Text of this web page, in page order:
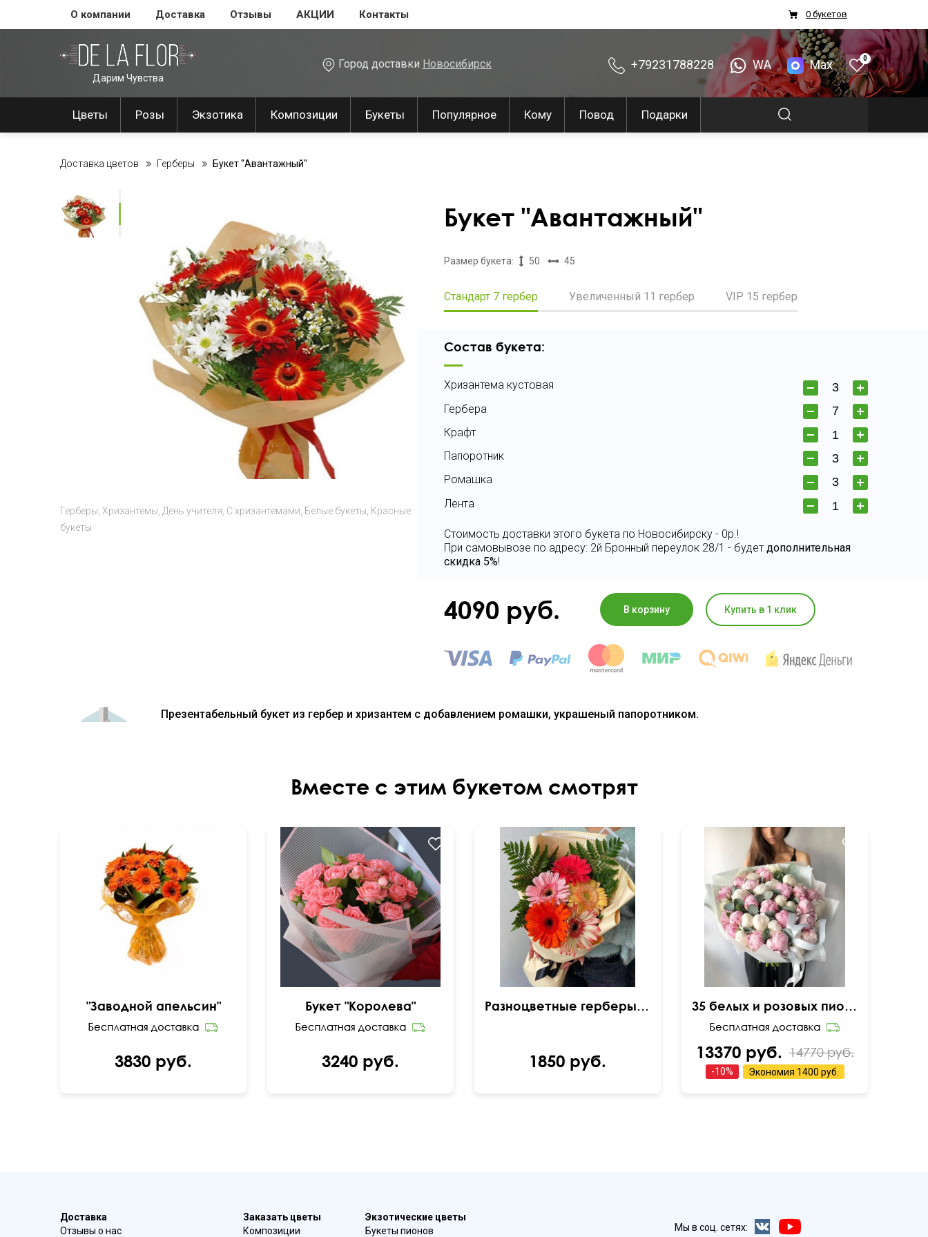
О компании Доставка Отзывы АКЦИИ Контакты 0 букетов
Дарим Чувства
Город доставки Новосибирск +79231788228 WA Max 0
Цветы Розы Экзотика Композиции Букеты Популярное Кому Повод Подарки
Доставка цветов Герберы Букет "Авантажный"
Герберы Хризантемы День учителя С хризантемами Белые букеты Красные
букеты
Букет "Авантажный"
Размер букета: 50 45
Стандарт 7 гербер Увеличенный 11 гербер VIP 15 гербер
Состав букета:
Хризантема кустовая
Гербера
Крафт
Папоротник
Ромашка
Лента
Стоимость доставки этого букета по Новосибирску - 0р.!
При самовывозе по адресу: 2й Бронный переулок 28/1 - будет дополнительная
скидка 5%!
4090 руб. В корзину Купить в 1 клик
Презентабельный букет из гербер и хризантем с добавлением ромашки, украшеный папоротником.
Вместе с этим букетом смотрят
"Заводной апельсин"
3830 руб.
Букет "Королева"
3240 руб.
Разноцветные герберы с папоротником
1850 руб.
35 белых и розовых пионов с эвкалиптом
13370 руб. 14770 руб.
-10% Экономия 1400 руб.
Доставка
Отзывы о нас
Заказать цветы
Композиции
Экзотические цветы
Букеты пионов
Мы в соц. сетях: